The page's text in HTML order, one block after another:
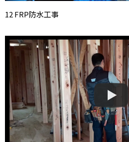
12 FRP防水工事